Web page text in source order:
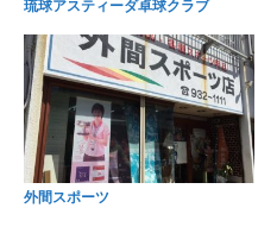
琉球アスティーダ卓球クラブ
外間スポーツ